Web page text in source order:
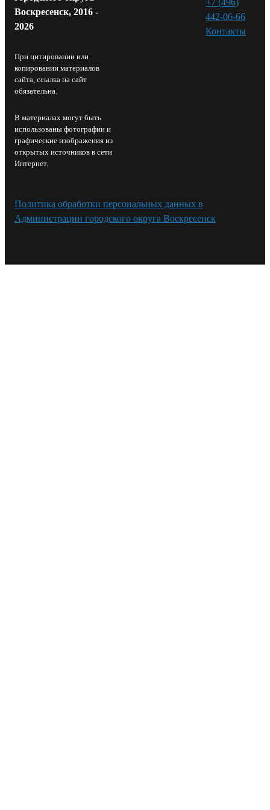
Воскресенск, 2016 -
2026
При цитировании или
копировании материалов
сайта, ссылка на сайт
обязательна.
В материалах могут быть
использованы фотографии и
графические изображения из
открытых источников в сети
Интернет.
442-06-66
Контакты⁠
Политика обработки персональных данных в
Администрации городского округа Воскресенск